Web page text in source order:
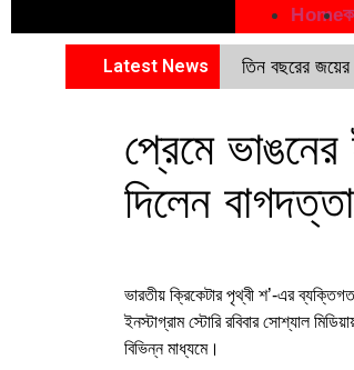
Home
Latest News তিন বছরের জয়ের
প্রেমে
দিলেন
ভারতীয় ক্রিকেটার পৃথ্বী শ’-এর
ইনস্টাগ্রাম স্টোরি রবিবার সোশ্যাল
বিভিন্ন মাধ্যমে।